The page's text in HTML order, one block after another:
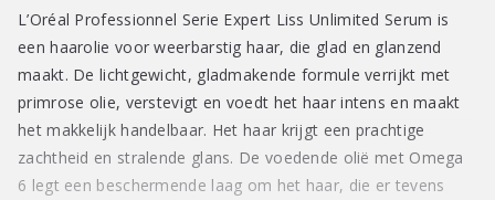
L’Oréal Professionnel Serie Expert Liss Unlimited Serum is
een haarolie voor weerbarstig haar, die glad en glanzend
maakt. De lichtgewicht, gladmakende formule verrijkt met
primrose olie, verstevigt en voedt het haar intens en maakt
het makkelijk handelbaar. Het haar krijgt een prachtige
zachtheid en stralende glans. De voedende olië met Omega
6 legt een beschermende laag om het haar, die er tevens